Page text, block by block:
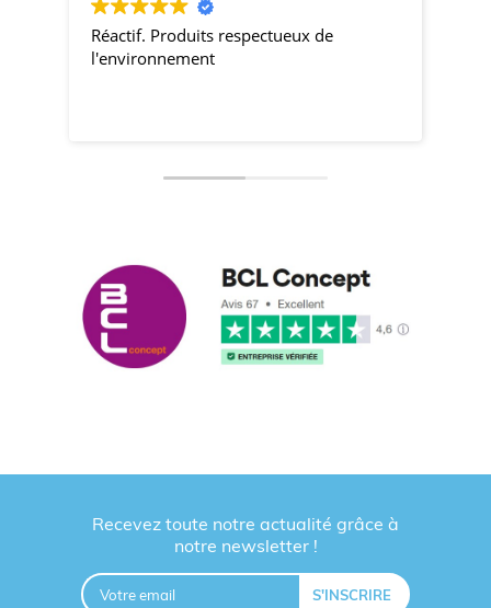
Réactif. Produits respectueux de
l'environnement
Recevez toute notre actualité grâce à
notre newsletter !